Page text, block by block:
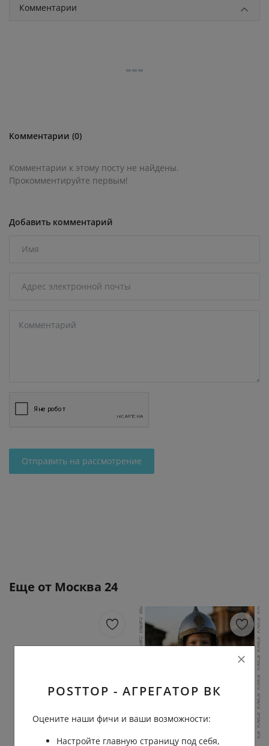
Комментарии
Комментарии (0)
Комментарии к этому посту не найдены.
Прокомментируйте первым!
Добавить комментарий
Отправить на рассмотрение
Еще от Москва 24
POSTTOP - АГРЕГАТОР ВК
Оцените наши фичи и ваши возможности:
Настройте главную страницу под себя,